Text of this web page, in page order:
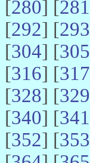
[280] [281
[292] [293
[304] [305
[316] [317
[328] [329
[340] [341
[352] [353